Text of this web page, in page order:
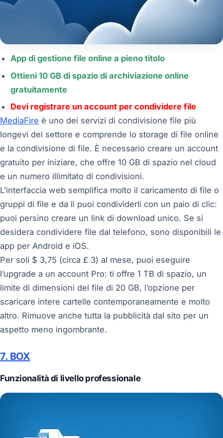
App di gestione file online a pieno titolo
Ottieni 10 GB di spazio di archiviazione online
gratuitamente
Devi registrare un account per condividere file
MediaFire è uno dei servizi di condivisione file più
longevi del settore e comprende lo storage di file online
e la condivisione di file. È necessario creare un account
gratuito per iniziare, che offre 10 GB di spazio nel cloud
e un numero illimitato di condivisioni.
L’interfaccia web semplifica molto il caricamento di file o
gruppi di file e da lì puoi condividerli con un paio di clic:
puoi persino creare un link di download unico. Se si
desidera condividere file dal telefono, sono disponibili le
app per Android e iOS.
Per soli $ 3,75 (circa £ 3) al mese, puoi eseguire
l’upgrade a un account Pro: ti offre 1 TB di spazio, un
limite di dimensioni del file di 20 GB, l’opzione per
scaricare intere cartelle contemporaneamente e molto
altro. Rimuove anche tutta la pubblicità dal sito per un
aspetto meno ingombrante.
7. BOX
Funzionalità di livello professionale